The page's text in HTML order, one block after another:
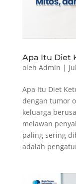
Apa Itu Diet
oleh Admin |
Apa Itu Diet
dengan tumor
keluarga
melawan
paling sering
adalah